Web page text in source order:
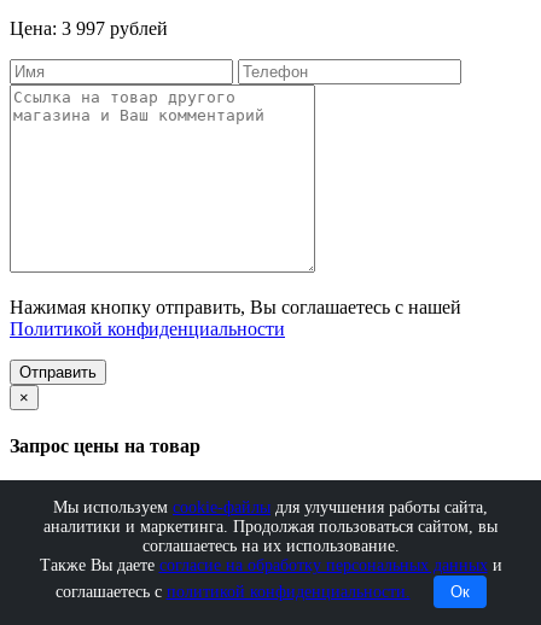
Мы используем cookie-файлы для улучшения работы сайта,
аналитики и маркетинга. Продолжая пользоваться сайтом, вы
соглашаетесь на их использование.
Также Вы даете согласие на обработку персональных данныхи
соглашаетесь с политикой конфиденциальности. Ок
Цена: 3 997 рублей
Нажимая кнопку отправить, Вы соглашаетесь с нашей
Политикой конфиденциальности
Отправить
×
Запрос цены на товар
Нажимая кнопку отправить, Вы соглашаетесь с нашей
Политикой конфиденциальности
Отправить